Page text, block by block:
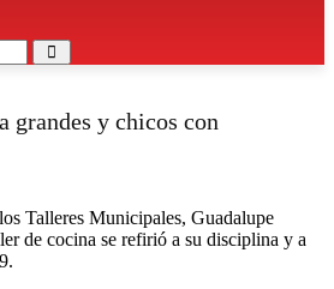
grandes y chicos con
Talleres Municipales, Guadalupe
de cocina se refirió a su disciplina y a